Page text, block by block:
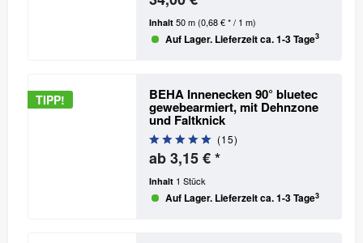
Inhalt 50 m(0,68 € * / 1 m)
Auf Lager. Lieferzeit ca. 1-3 Tage3
TIPP! BEHA Innenecken 90° bluetec
gewebearmiert, mit Dehnzone
und Faltknick
(15)
ab 3,15 € *
Inhalt 1 Stück
Auf Lager. Lieferzeit ca. 1-3 Tage3